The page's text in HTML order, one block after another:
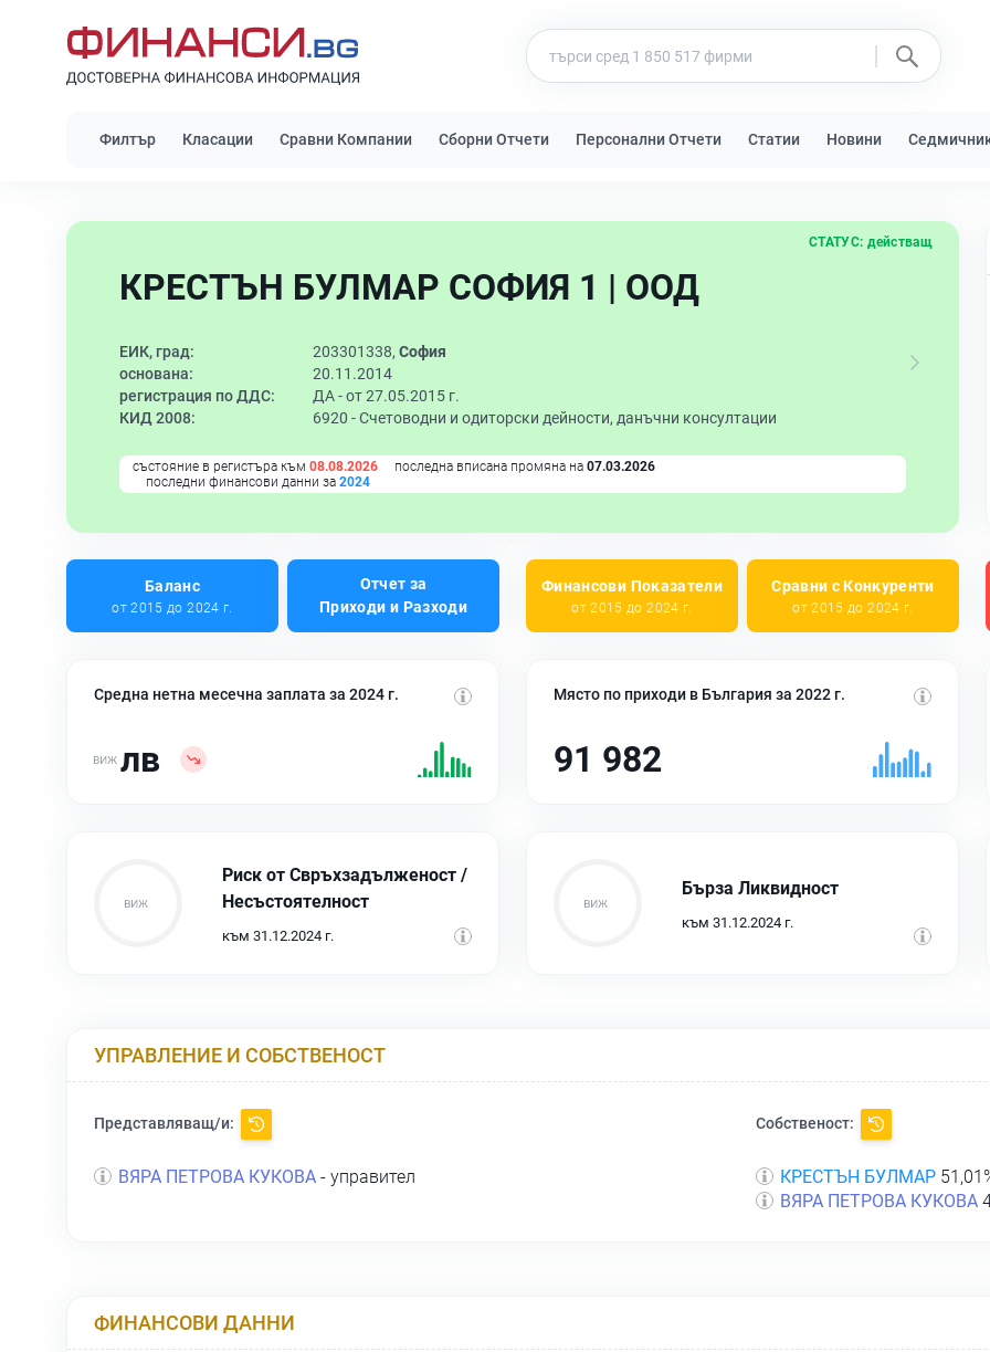
Филтър Класации Сравни Компании Сборни Отчети Персонални Отчети Статии Новини
КРЕСТЪН БУЛМАР СОФИЯ 1 | ООД
СТАТУС: действащ
ЕИК, град: 203301338, София
основана:
20.11.2014
регистрация по ДДС:
ДА - от 27.05.2015 г.
КИД 2008:
6920 -Счетоводни и одиторски дейности, данъчни консултации
състояние в регистъра към 08.08.2026 последна вписана промяна на 07.03.2026
последни финансови данни за 2024
Баланс
от 2015 до 2024 г.
Отчет за
Приходи и Разходи
Финансови Показатели
от 2015 до 2024 г.
Сравни с Конкуренти
от 2015 до 2024 г.
Средна нетна месечна заплата за 2024 г.
лв
Място по приходи в България за 2022 г.
91 982
Риск от Свръхзадълженост /
Несъстоятелност
към 31.12.2024 г.
Бърза Ликвидност
към 31.12.2024 г.
УПРАВЛЕНИЕ И СОБСТВЕНОСТ
Представляващ/и:
ВЯРА ПЕТРОВА КУКОВА - управител
Собственост:
КРЕСТЪН БУЛМАР
ВЯРА ПЕТРОВА КУКОВА
ФИНАНСОВИ ДАННИ